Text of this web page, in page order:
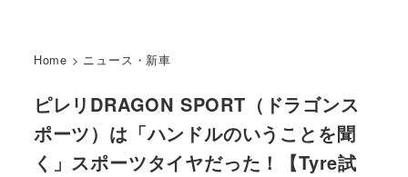
Home > ニュース・新車
ピレリDRAGON SPORT（ドラゴンス
ポーツ）は「ハンドルのいうことを聞
く」スポーツタイヤだった！【Tyre試